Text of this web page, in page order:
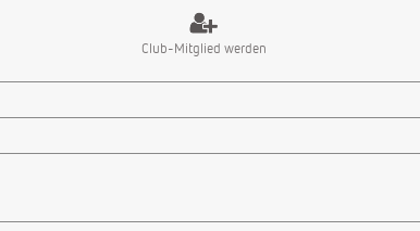
Club-Mitglied werden